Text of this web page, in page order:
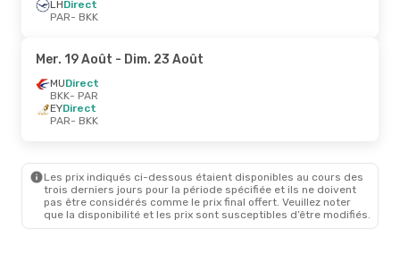
LHDirect
PAR- BKK
Mer. 19 Août - Dim. 23 Août
MUDirect
BKK- PAR
EYDirect
PAR- BKK
Les prix indiqués ci-dessous étaient disponibles au cours des
trois derniers jours pour la période spécifiée et ils ne doivent
pas être considérés comme le prix final offert. Veuillez noter
que la disponibilité et les prix sont susceptibles d’être modifiés.